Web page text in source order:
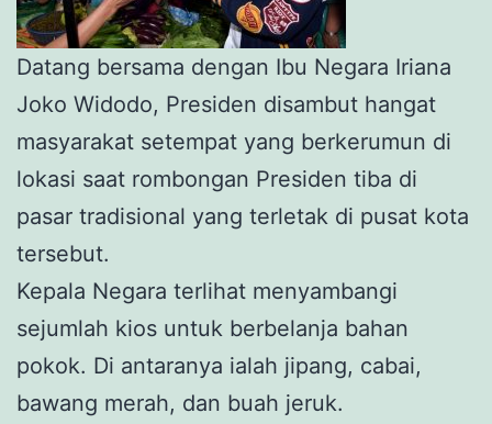
Datang bersama dengan Ibu Negara Iriana
Joko Widodo, Presiden disambut hangat
masyarakat setempat yang berkerumun di
lokasi saat rombongan Presiden tiba di
pasar tradisional yang terletak di pusat kota
tersebut.
Kepala Negara terlihat menyambangi
sejumlah kios untuk berbelanja bahan
pokok. Di antaranya ialah jipang, cabai,
bawang merah, dan buah jeruk.